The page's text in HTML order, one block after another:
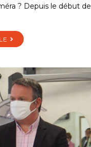
? Depuis le début de